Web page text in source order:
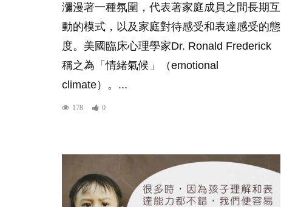
瀰漫著一種氛圍，代表著家庭成員之間長期互
動的模式，以及家庭對待感受和表達感受的態
度。美國臨床心理學家Dr. Ronald Frederick
稱之為「情緒氣候」（emotional
climate）。...
178 0